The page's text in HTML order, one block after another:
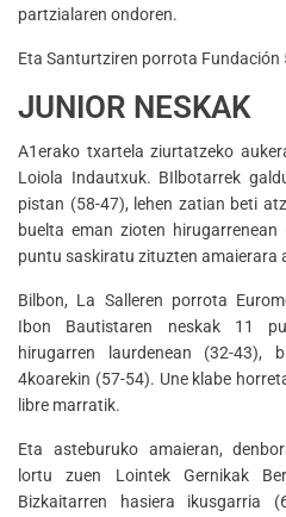
partzialaren ondoren.
Eta Santurtziren porrota
JUNIOR NESKAK
A1erako txartela ziurtatzeko
Loiola Indautxuk. BIlbotarrek
pistan (58-47), lehen zatian beti
buelta eman zioten
puntu saskiratu zituzten amaierara
Bilbon, La Salleren porrota
Ibon Bautistaren neskak 11
hirugarren laurdenean (32-43),
4koarekin (57-54). Une klabe
libre marratik.
Eta asteburuko amaieran,
lortu zuen Lointek Gernikak
Bizkaitarren hasiera ikusgarria